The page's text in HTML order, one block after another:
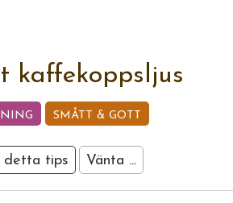
kaffekoppsljus
SMÅTT & GOTT
detta tips Vänta ...